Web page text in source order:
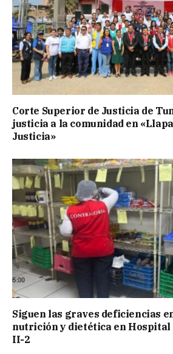
Corte Superior de Justicia de
justicia a la comunidad en
Justicia»
Siguen las graves deficiencias
nutrición y dietética en Hospital
II-2